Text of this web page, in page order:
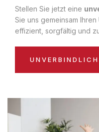
Stellen Sie jetzt eine
Sie uns gemeinsam
effizient, sorgfältig und